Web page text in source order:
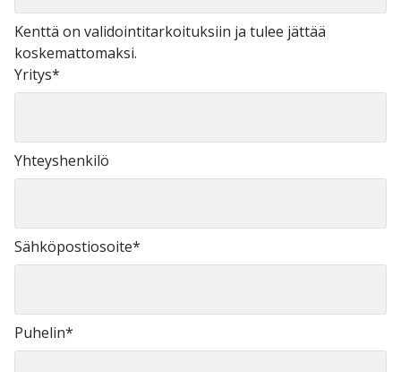
Kenttä on validointitarkoituksiin ja tulee jättää
koskemattomaksi.
Yritys*
Yhteyshenkilö
Sähköpostiosoite*
Puhelin*